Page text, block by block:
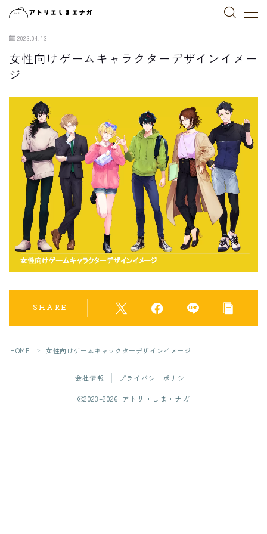
MENU
トップページ
作品一覧
ブログ
お仕事依頼
X(Twitter)
2023.04.13
女性向けゲームキャラクターデザインイメー
ジ
SHARE
HOME ＞ 女性向けゲームキャラクターデザインイメージ
会社情報 プライバシーポリシー
2023–2026 アトリエしまエナガ